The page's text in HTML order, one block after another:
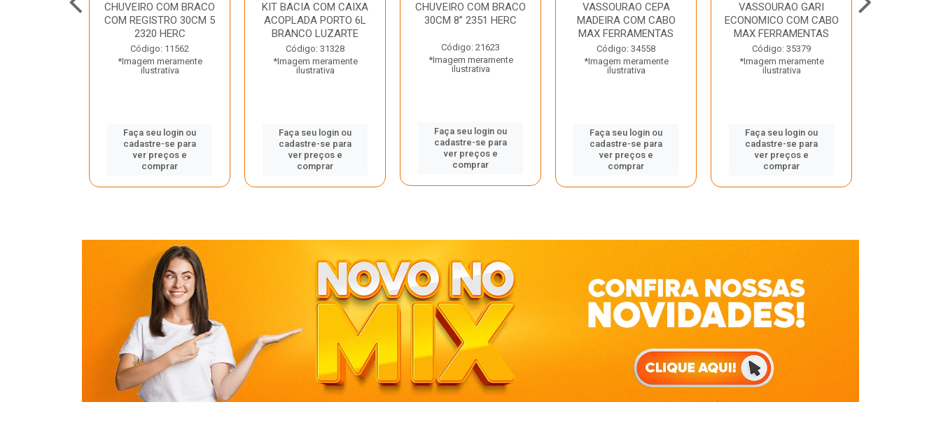
CHUVEIRO COM BRACO
COM REGISTRO 30CM 5
2320 HERC
Código: 11562
*Imagem meramente
ilustrativa
Faça seu login ou
cadastre-se para
ver preços e
comprar
KIT BACIA COM CAIXA
ACOPLADA PORTO 6L
BRANCO LUZARTE
Código: 31328
*Imagem meramente
ilustrativa
Faça seu login ou
cadastre-se para
ver preços e
comprar
CHUVEIRO COM BRACO
30CM 8” 2351 HERC
Código: 21623
*Imagem meramente
ilustrativa
Faça seu login ou
cadastre-se para
ver preços e
comprar
VASSOURAO CEPA
MADEIRA COM CABO
MAX FERRAMENTAS
Código: 34558
*Imagem meramente
ilustrativa
Faça seu login ou
cadastre-se para
ver preços e
comprar
VASSOURAO GARI
ECONOMICO COM CABO
MAX FERRAMENTAS
Código: 35379
*Imagem meramente
ilustrativa
Faça seu login ou
cadastre-se para
ver preços e
comprar